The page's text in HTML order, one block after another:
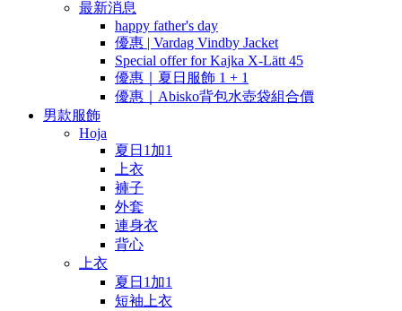
最新消息
happy father's day
優惠 | Vardag Vindby Jacket
Special offer for Kajka X-Lätt 45
優惠｜夏日服飾 1 + 1
優惠｜Abisko背包水壺袋組合價
男款服飾
Hoja
夏日1加1
上衣
褲子
外套
連身衣
背心
上衣
夏日1加1
短袖上衣